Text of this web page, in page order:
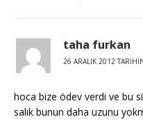
taha furkan
26 ARALIK 2012
hoca bize ödev verdi ve bu
salık bunun daha uzunu